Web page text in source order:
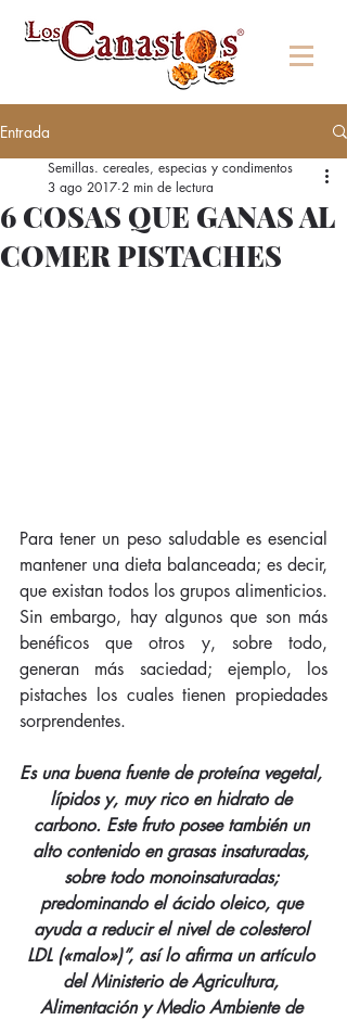
Entrada
6 COSAS QUE GANAS AL
COMER PISTACHES
Semillas. cereales, especias y condimentos
3 ago 2017 2 min de lectura
Para tener un peso saludable es esencial
mantener una dieta balanceada; es decir,
que existan todos los grupos alimenticios.
Sin embargo, hay algunos que son más
benéficos que otros y, sobre todo,
generan más saciedad; ejemplo, los
pistaches los cuales tienen propiedades
sorprendentes.
Es una buena fuente de proteína vegetal,
lípidos y, muy rico en hidrato de
carbono. Este fruto posee también un
alto contenido en grasas insaturadas,
sobre todo monoinsaturadas;
predominando el ácido oleico, que
ayuda a reducir el nivel de colesterol
LDL («malo»)”, así lo afirma un artículo
del Ministerio de Agricultura,
Alimentación y Medio Ambiente de